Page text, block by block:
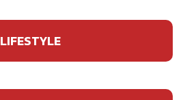
LIFESTYLE